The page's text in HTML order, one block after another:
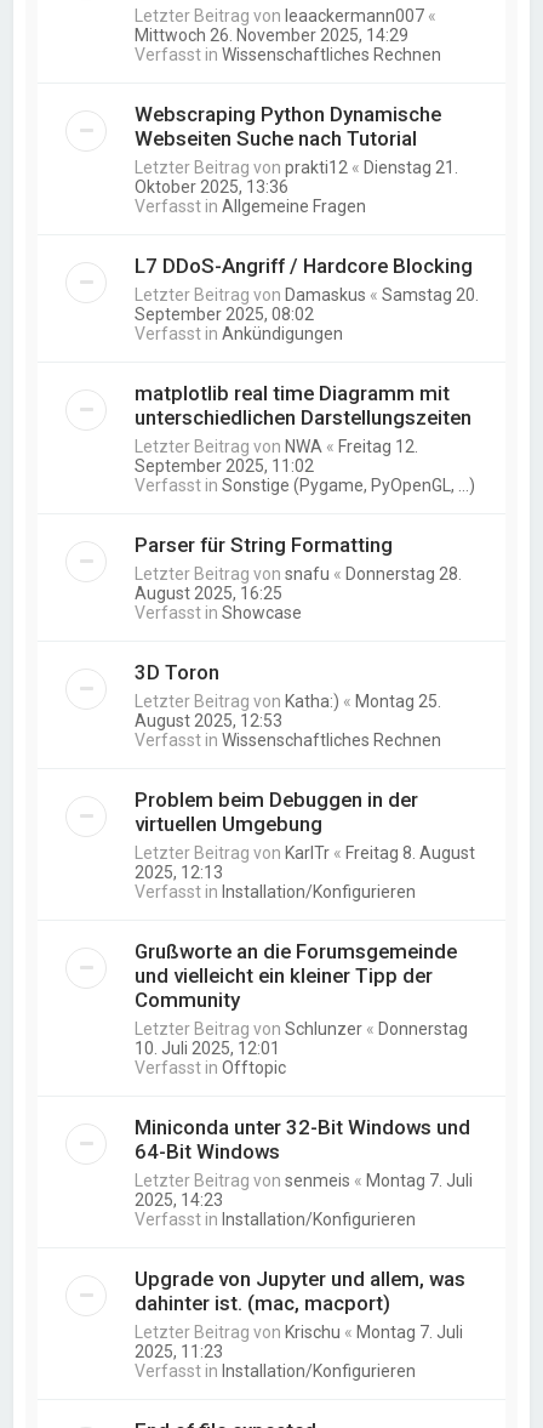
Letzter Beitrag von leaackermann007 «
Mittwoch 26. November 2025, 14:29
Verfasst inWissenschaftliches Rechnen
Webscraping Python Dynamische
Webseiten Suche nach Tutorial
Letzter Beitrag vonprakti12 « Dienstag 21.
Oktober 2025, 13:36
Verfasst inAllgemeine Fragen
L7 DDoS-Angriff / Hardcore Blocking
Letzter Beitrag von Damaskus «Samstag 20.
September 2025, 08:02
Verfasst inAnkündigungen
matplotlib real time Diagramm mit
unterschiedlichen Darstellungszeiten
Letzter Beitrag von NWA « Freitag 12.
September 2025, 11:02
Verfasst inSonstige (Pygame, PyOpenGL, ...)
Parser für String Formatting
Letzter Beitrag vonsnafu « Donnerstag 28.
August 2025, 16:25
Verfasst inShowcase
3D Toron
Letzter Beitrag von Katha:) « Montag 25.
August 2025, 12:53
Verfasst inWissenschaftliches Rechnen
Problem beim Debuggen in der
virtuellen Umgebung
Letzter Beitrag von KarlTr « Freitag 8. August
2025, 12:13
Verfasst in Installation/Konfigurieren
Grußworte an die Forumsgemeinde
und vielleicht ein kleiner Tipp der
Community
Letzter Beitrag vonSchlunzer « Donnerstag
10. Juli 2025, 12:01
Verfasst inOfftopic
Miniconda unter 32-Bit Windows und
64-Bit Windows
Letzter Beitrag vonsenmeis « Montag 7. Juli
2025, 14:23
Verfasst in Installation/Konfigurieren
Upgrade von Jupyter und allem, was
dahinter ist. (mac, macport)
Letzter Beitrag von Krischu « Montag 7. Juli
2025, 11:23
Verfasst in Installation/Konfigurieren